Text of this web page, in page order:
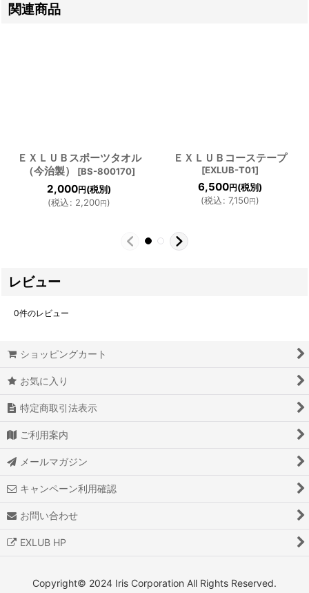
関連商品
ＥＸＬＵＢスポーツタオル
（今治製）
[BS-800170]
2,000円 (税別)
(税込: 2,200円)
ＥＸＬＵＢコーステープ
[EXLUB-T01]
6,500円 (税別)
(税込: 7,150円)
レビュー
0件のレビュー
ショッピングカート
お気に入り
特定商取引法表示
ご利用案内
メールマガジン
キャンペーン利用確認
お問い合わせ
EXLUB HP
Copyright© 2024 Iris Corporation All Rights Reserved.